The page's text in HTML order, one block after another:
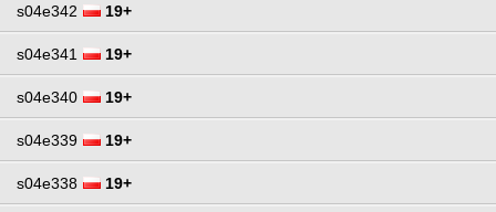
s04e342 19+
s04e341 19+
s04e340 19+
s04e339 19+
s04e338 19+